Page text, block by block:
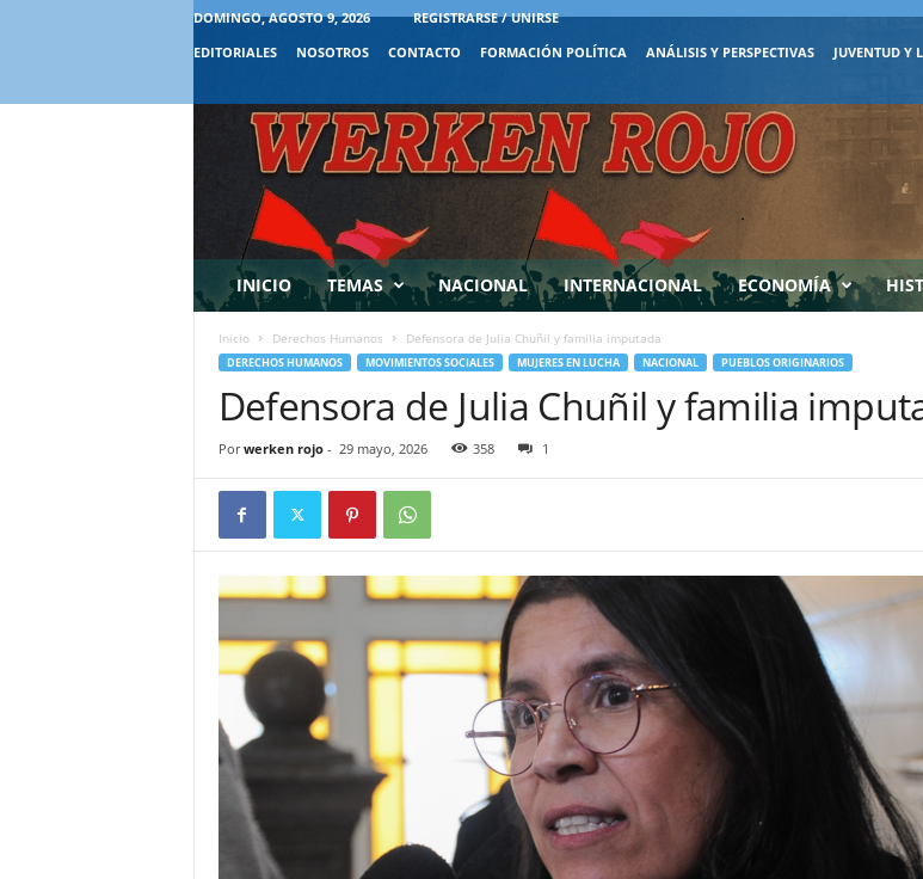
DOMINGO, AGOSTO 9, 2026
REGISTRARSE / UNIRSE
EDITORIALES
NOSOTROS CONTACTO FORMACIÓN POLÍTICA ANÁLISIS Y PERSPECTIVAS JUVENTUD Y
INICIO TEMAS NACIONAL INTERNACIONAL ECONOMÍA
Inicio Derechos Humanos Defensora de Julia Chuñil y familia imputada
DERECHOS HUMANOS MOVIMIENTOS SOCIALES MUJERES EN LUCHA NACIONAL PUEBLOS ORIGINARIOS
Defensora de Julia Chuñil y familia
Por werken rojo- 29 mayo, 2026 358 1